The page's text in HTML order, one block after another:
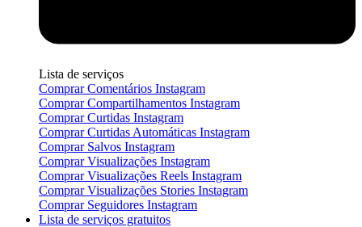
Lista de serviços
Comprar Comentários Instagram
Comprar Compartilhamentos Instagram
Comprar Curtidas Instagram
Comprar Curtidas Automáticas Instagram
Comprar Salvos Instagram
Comprar Visualizações Instagram
Comprar Visualizações Reels Instagram
Comprar Visualizações Stories Instagram
Comprar Seguidores Instagram
Lista de serviços gratuitos